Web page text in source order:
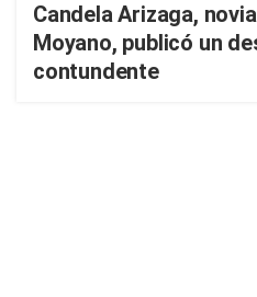
Candela Arizaga,
Moyano, publicó un
contundente